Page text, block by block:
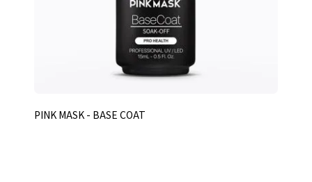
PINK MASK - BASE COAT